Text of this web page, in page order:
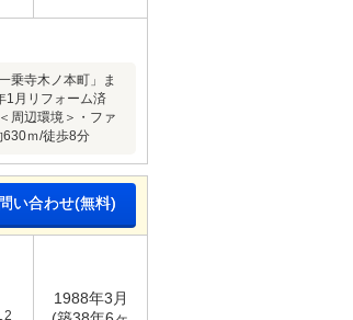
寺木ノ本町」ま
月リフォーム済
辺環境＞・ファ
ｍ/徒歩8分
い合わせ(無料)
2
1988年3月